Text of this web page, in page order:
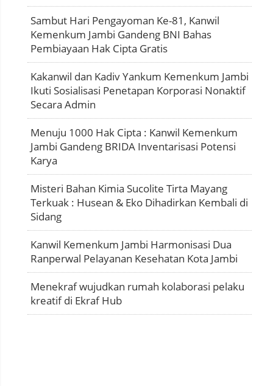
Sambut Hari Pengayoman Ke-81, Kanwil
Kemenkum Jambi Gandeng BNI Bahas
Pembiayaan Hak Cipta Gratis
Kakanwil dan Kadiv Yankum Kemenkum Jambi
Ikuti Sosialisasi Penetapan Korporasi Nonaktif
Secara Admin
Menuju 1000 Hak Cipta : Kanwil Kemenkum
Jambi Gandeng BRIDA Inventarisasi Potensi
Karya
Misteri Bahan Kimia Sucolite Tirta Mayang
Terkuak : Husean & Eko Dihadirkan Kembali di
Sidang
Kanwil Kemenkum Jambi Harmonisasi Dua
Ranperwal Pelayanan Kesehatan Kota Jambi
Menekraf wujudkan rumah kolaborasi pelaku
kreatif di Ekraf Hub